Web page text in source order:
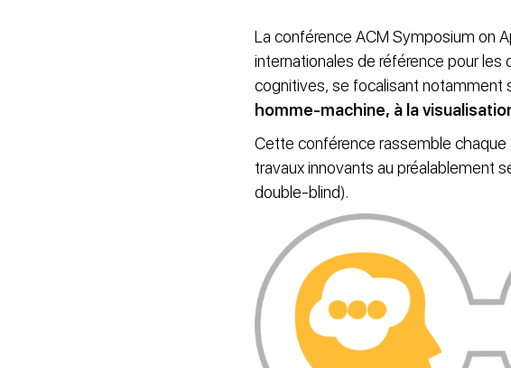
La conférence ACM Symposium on
internationales de référence pour les
cognitives, se focalisant notamment
homme-machine, à la
Cette conférence rassemble
travaux innovants au préalablement
double-blind).